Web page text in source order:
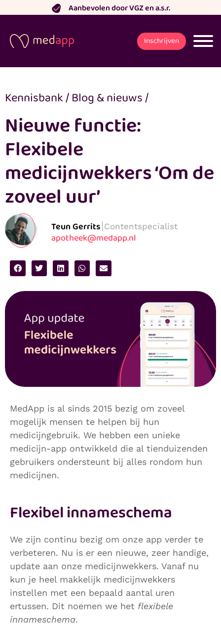
naar
inhoud
Aanbevolen door VGZ en a.s.r.
Inschrijven
Kennisbank/Blog & nieuws/
Nieuwe functie:
Flexibele
medicijnwekkers ‘Om de
zoveel uur’
Teun Gerrits Contentspecialist
apotheek@medapp.nl
MedApp is al sinds 2015 bezig om zoveel
mogelijk mensen te helpen bij hun
medicijngebruik. We hebben een unieke
medicijn-app ontwikkeld die al tienduizenden
gebruikers ondersteunt bij alles rondom hun
medicijnen.
Flexibel innameschema
We zijn continu bezig om onze app verder te
verbeteren. Nu is er een nieuwe, zeer handige,
update aan onze medicijnwekkers. Vanaf nu
kun je heel makkelijk medicijnwekkers
instellen met een bepaald aantal uren
ertussen. Dit noemen we het flexibele
innameschema.